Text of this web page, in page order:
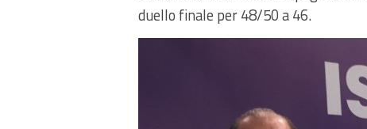
duello finale per 48/50 a 46.